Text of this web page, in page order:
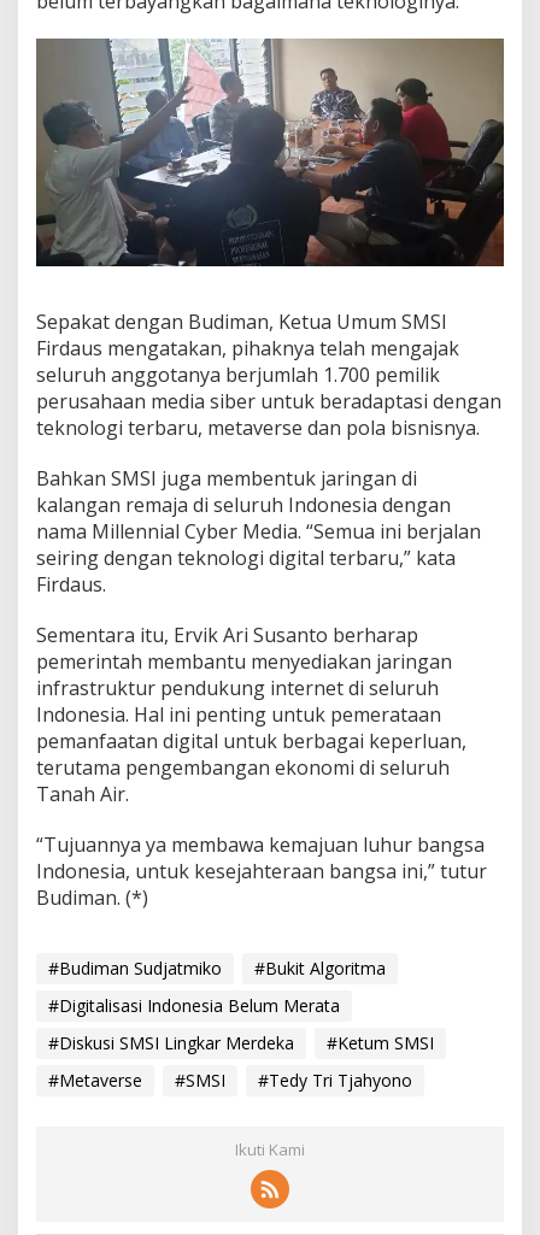
Sepakat dengan Budiman, Ketua Umum SMSI
Firdaus mengatakan, pihaknya telah mengajak
seluruh anggotanya berjumlah 1.700 pemilik
perusahaan media siber untuk beradaptasi dengan
teknologi terbaru, metaverse dan pola bisnisnya.
Bahkan SMSI juga membentuk jaringan di
kalangan remaja di seluruh Indonesia dengan
nama Millennial Cyber Media. “Semua ini berjalan
seiring dengan teknologi digital terbaru,” kata
Firdaus.
Sementara itu, Ervik Ari Susanto berharap
pemerintah membantu menyediakan jaringan
infrastruktur pendukung internet di seluruh
Indonesia. Hal ini penting untuk pemerataan
pemanfaatan digital untuk berbagai keperluan,
terutama pengembangan ekonomi di seluruh
Tanah Air.
“Tujuannya ya membawa kemajuan luhur bangsa
Indonesia, untuk kesejahteraan bangsa ini,” tutur
Budiman. (*)
#Budiman Sudjatmiko
#Bukit Algoritma
#Digitalisasi Indonesia Belum Merata
#Diskusi SMSI Lingkar Merdeka
#Ketum SMSI
#Metaverse
#SMSI #Tedy Tri Tjahyono
Ikuti Kami